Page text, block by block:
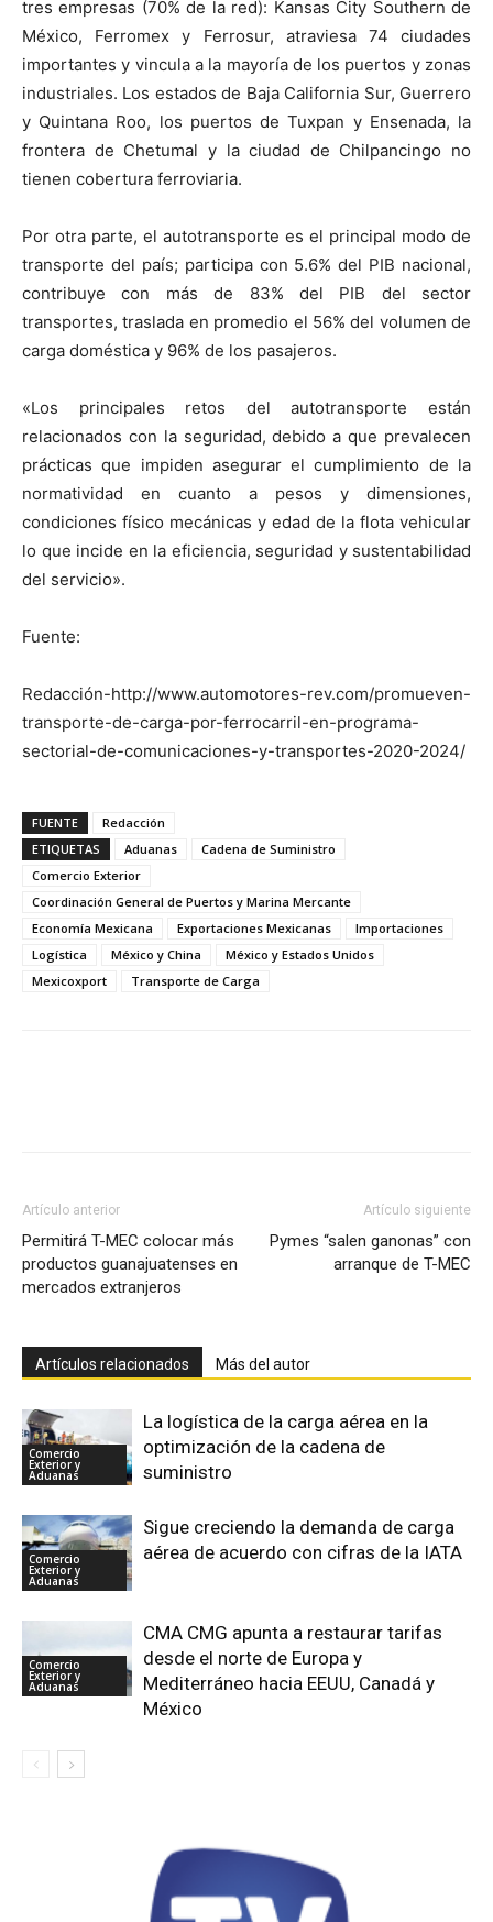
tres empresas (70% de la red): Kansas City Southern de
México, Ferromex y Ferrosur, atraviesa 74 ciudades
importantes y vincula a la mayoría de los puertos y zonas
industriales. Los estados de Baja California Sur, Guerrero
y Quintana Roo, los puertos de Tuxpan y Ensenada, la
frontera de Chetumal y la ciudad de Chilpancingo no
tienen cobertura ferroviaria.
Por otra parte, el autotransporte es el principal modo de
transporte del país; participa con 5.6% del PIB nacional,
contribuye con más de 83% del PIB del sector
transportes, traslada en promedio el 56% del volumen de
carga doméstica y 96% de los pasajeros.
«Los principales retos del autotransporte están
relacionados con la seguridad, debido a que prevalecen
prácticas que impiden asegurar el cumplimiento de la
normatividad en cuanto a pesos y dimensiones,
condiciones físico mecánicas y edad de la flota vehicular
lo que incide en la eficiencia, seguridad y sustentabilidad
del servicio».
Fuente:
Redacción-http://www.automotores-rev.com/promueven-
transporte-de-carga-por-ferrocarril-en-programa-
sectorial-de-comunicaciones-y-transportes-2020-2024/
FUENTE
Redacción
ETIQUETAS
Aduanas
Cadena de Suministro
Comercio Exterior
Coordinación General de Puertos y Marina Mercante
Economía Mexicana
Exportaciones Mexicanas
Importaciones
Logística
México y China
México y Estados Unidos
Mexicoxport
Transporte de Carga
Artículo anterior
Permitirá T-MEC colocar más
productos guanajuatenses en
mercados extranjeros
Artículo siguiente
Pymes “salen ganonas” con
arranque de T-MEC
Artículos relacionados Más del autor
Comercio
Exterior y
Aduanas
La logística de la carga aérea en la
optimización de la cadena de
suministro
Comercio
Exterior y
Aduanas
Sigue creciendo la demanda de carga
aérea de acuerdo con cifras de la IATA
Comercio
Exterior y
Aduanas
CMA CMG apunta a restaurar tarifas
desde el norte de Europa y
Mediterráneo hacia EEUU, Canadá y
México